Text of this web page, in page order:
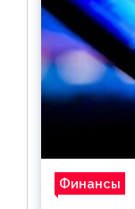
Финансы